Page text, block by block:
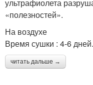
ультрафиолета
«полезностей».
На воздухе
Время сушки : 4-6 дней.
читать дальше →